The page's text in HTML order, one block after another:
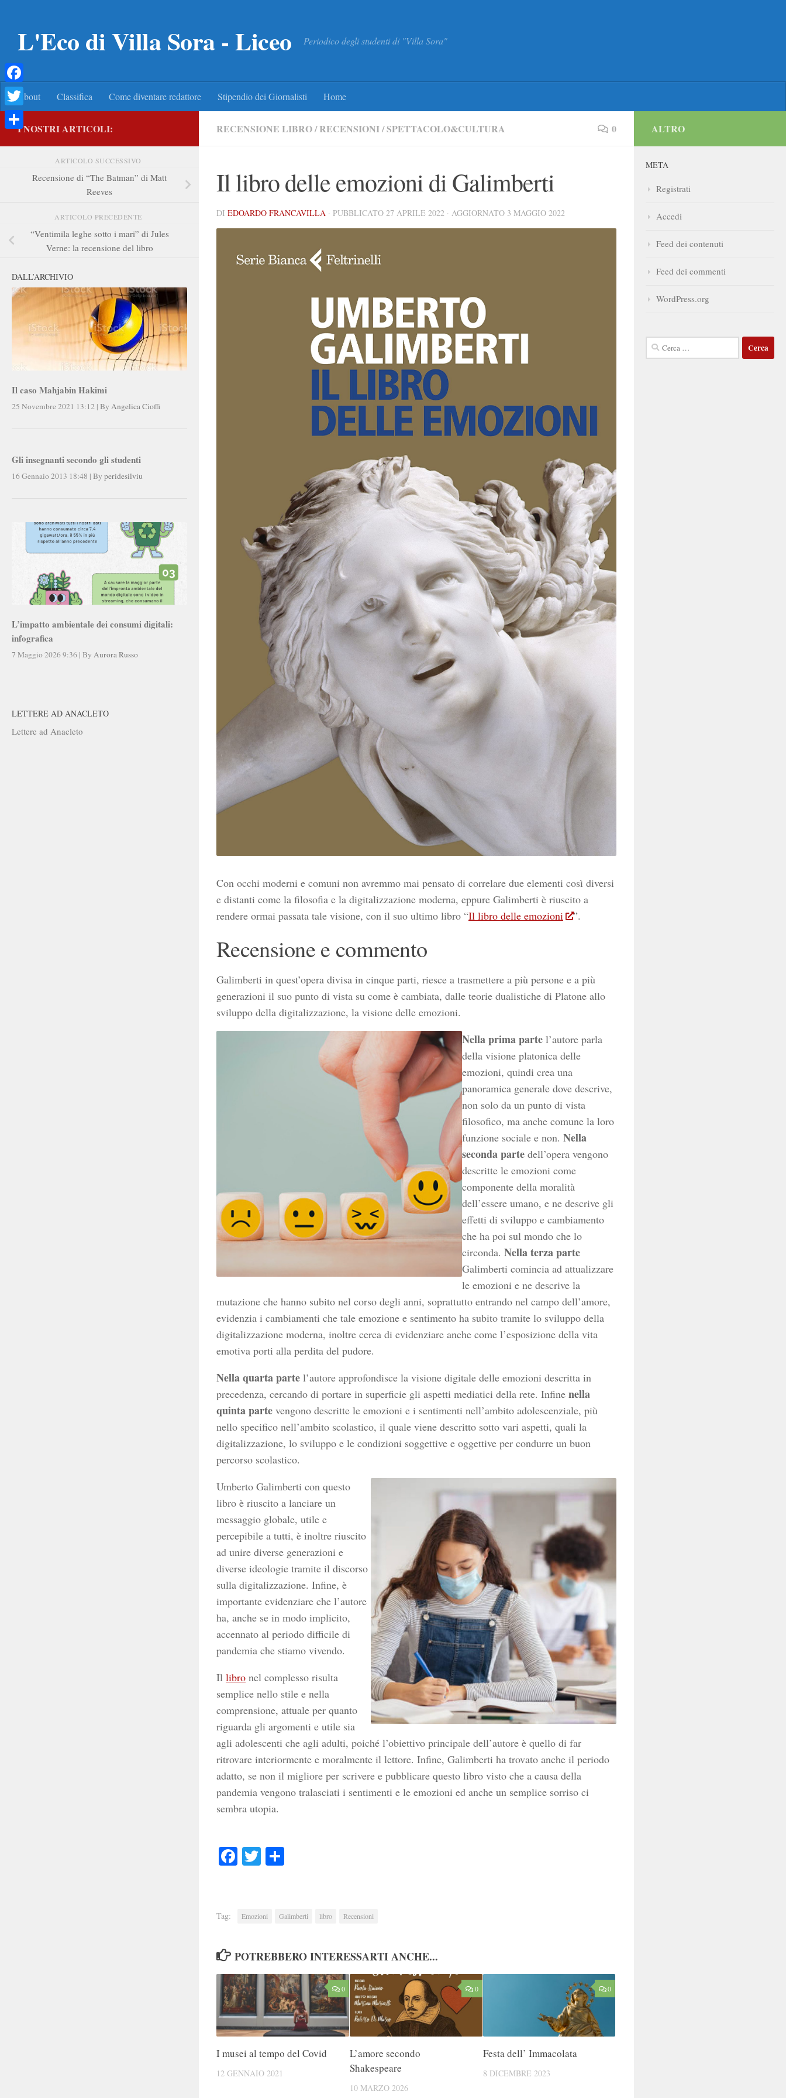
L'Eco di Villa Sora - Liceo Periodico degli studenti di "Villa Sora"
About Classifica Come diventare redattore Stipendio dei Giornalisti Home
RECENSIONE LIBRO/ RECENSIONI/SPETTACOLO&CULTURA 0
Il libro delle emozioni di Galimberti
DI EDOARDO FRANCAVILLA · PUBBLICATO 27 APRILE 2022 · AGGIORNATO 3 MAGGIO 2022
Con occhi moderni e comuni non avremmo mai pensato di correlare due elementi così diversi
e distanti come la filosofia e la digitalizzazione moderna, eppure Galimberti è riuscito a
rendere ormai passata tale visione, con il suo ultimo libro “Il libro delle emozioni ”.
Recensione e commento
Galimberti in quest’opera divisa in cinque parti, riesce a trasmettere a più persone e a più
generazioni il suo punto di vista su come è cambiata, dalle teorie dualistiche di Platone allo
sviluppo della digitalizzazione, la visione delle emozioni.
Nella prima parte l’autore parla
della visione platonica delle
emozioni, quindi crea una
panoramica generale dove descrive,
non solo da un punto di vista
filosofico, ma anche comune la loro
funzione sociale e non. Nella
seconda parte dell’opera vengono
descritte le emozioni come
componente della moralità
dell’essere umano, e ne descrive gli
effetti di sviluppo e cambiamento
che ha poi sul mondo che lo
circonda. Nella terza parte
Galimberti comincia ad attualizzare
le emozioni e ne descrive la
mutazione che hanno subito nel corso degli anni, soprattutto entrando nel campo dell’amore,
evidenzia i cambiamenti che tale emozione e sentimento ha subito tramite lo sviluppo della
digitalizzazione moderna, inoltre cerca di evidenziare anche come l’esposizione della vita
emotiva porti alla perdita del pudore.
Nella quarta parte l’autore approfondisce la visione digitale delle emozioni descritta in
precedenza, cercando di portare in superficie gli aspetti mediatici della rete. Infine nella
quinta parte vengono descritte le emozioni e i sentimenti nell’ambito adolescenziale, più
nello specifico nell’ambito scolastico, il quale viene descritto sotto vari aspetti, quali la
digitalizzazione, lo sviluppo e le condizioni soggettive e oggettive per condurre un buon
percorso scolastico.
Umberto Galimberti con questo
libro è riuscito a lanciare un
messaggio globale, utile e
percepibile a tutti, è inoltre riuscito
ad unire diverse generazioni e
diverse ideologie tramite il discorso
sulla digitalizzazione. Infine, è
importante evidenziare che l’autore
ha, anche se in modo implicito,
accennato al periodo difficile di
pandemia che stiamo vivendo.
Il libro nel complesso risulta
semplice nello stile e nella
comprensione, attuale per quanto
riguarda gli argomenti e utile sia
agli adolescenti che agli adulti, poiché l’obiettivo principale dell’autore è quello di far
ritrovare interiormente e moralmente il lettore. Infine, Galimberti ha trovato anche il periodo
adatto, se non il migliore per scrivere e pubblicare questo libro visto che a causa della
pandemia vengono tralasciati i sentimenti e le emozioni ed anche un semplice sorriso ci
sembra utopia.
FacebookTwitter
Tag: Emozioni Galimberti libro Recensioni
POTREBBERO INTERESSARTI ANCHE...
0
I musei al tempo del Covid
12 GENNAIO 2021
0
L’amore secondo
Shakespeare
10 MARZO 2026
0
Festa dell’ Immacolata
8 DICEMBRE 2023
I NOSTRI ARTICOLI:
ARTICOLO SUCCESSIVO
Recensione di “The Batman” di Matt
Reeves
ARTICOLO PRECEDENTE
“Ventimila leghe sotto i mari” di Jules
Verne: la recensione del libro
DALL’ARCHIVIO
Il caso Mahjabin Hakimi
25 Novembre 2021 13:12 | By Angelica Cioffi
Gli insegnanti secondo gli studenti
16 Gennaio 2013 18:48 | By peridesilviu
L’impatto ambientale dei consumi digitali:
infografica
7 Maggio 2026 9:36 | By Aurora Russo
LETTERE AD ANACLETO
Lettere ad Anacleto
ALTRO
META
Registrati
Accedi
Feed dei contenuti
Feed dei commenti
WordPress.org
Ricerca
per:
Facebook
Twitter